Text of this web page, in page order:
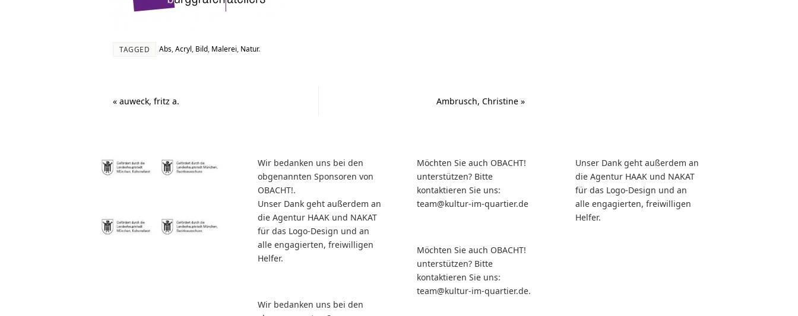
TAGGED Abs Acryl Bild Malerei Natur.
« auweck, fritz a. Ambrusch, Christine »
Wir bedanken uns bei den
obgenannten Sponsoren von
OBACHT!.
Unser Dank geht außerdem an
die Agentur HAAK und NAKAT
für das Logo-Design und an
alle engagierten, freiwilligen
Helfer.
Wir bedanken uns bei den
Möchten Sie auch OBACHT!
unterstützen? Bitte
kontaktieren Sie uns:
team@kultur-im-quartier.de
Möchten Sie auch OBACHT!
unterstützen? Bitte
kontaktieren Sie uns:
team@kultur-im-quartier.de.
Unser Dank geht außerdem an
die Agentur HAAK und NAKAT
für das Logo-Design und an
alle engagierten, freiwilligen
Helfer.